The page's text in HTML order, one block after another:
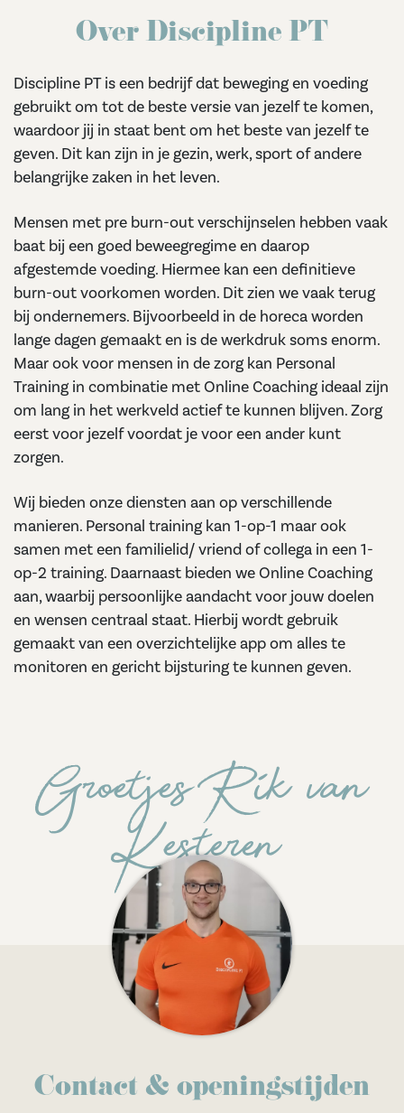
handen om u daarbij te helpen. Wilt u eerst zelf
een kijkje nemen. Neem contact op en u krijgt
dan gelijk onze manier van werken en uw
persoonlijke plan toelichten.
Dus in plaats van uw geld te besteden aan een
gloednieuwe super deluxe telefoon of iets
voor uzelf en te investeren in uw eigen
gezondheid, om daarmee het beste van uzelf
aan anderen te kunnen geven? En niet te
vergeten, gelukkig te worden met uw eigen
lichaam en geest!
Over Discipline PT
Discipline PT is een bedrijf dat beweging en voeding
gebruikt om tot de beste versie van jezelf te komen,
waardoor jij in staat bent om het beste van jezelf te
geven. Dit kan zijn in je gezin, werk, sport of andere
belangrijke zaken in het leven.
Mensen met pre burn-out verschijnselen hebben vaak
baat bij een goed beweegregime en daarop
afgestemde voeding. Hiermee kan een definitieve
burn-out voorkomen worden. Dit zien we vaak terug
bij ondernemers. Bijvoorbeeld in de horeca worden
lange dagen gemaakt en is de werkdruk soms enorm.
Maar ook voor mensen in de zorg kan Personal
Training in combinatie met Online Coaching ideaal zijn
om lang in het werkveld actief te kunnen blijven. Zorg
eerst voor jezelf voordat je voor een ander kunt
zorgen.
Wij bieden onze diensten aan op verschillende
manieren. Personal training kan 1-op-1 maar ook
samen met een familielid/ vriend of collega in een 1-
op-2 training. Daarnaast bieden we Online Coaching
aan, waarbij persoonlijke aandacht voor jouw doelen
en wensen centraal staat. Hierbij wordt gebruik
gemaakt van een overzichtelijke app om alles te
monitoren en gericht bijsturing te kunnen geven.
Groetjes Rik van
Kesteren
Contact & openingstijden